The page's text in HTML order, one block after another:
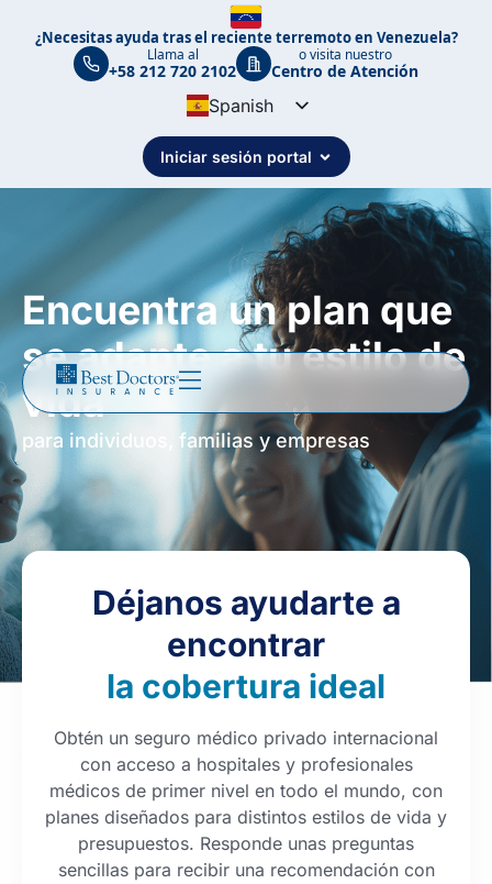
¿Necesitas ayuda tras el reciente terremoto en Venezuela?
Llama al
+58 212 720 2102
o visita nuestro
Centro de Atención
Spanish
English
Portuguese
Iniciar sesión portal
Encuentra un plan que
se adapte a tu estilo de
vida
para individuos, familias y empresas
Déjanos ayudarte a
encontrar
la cobertura ideal
Obtén un seguro médico privado internacional
con acceso a hospitales y profesionales
médicos de primer nivel en todo el mundo, con
planes diseñados para distintos estilos de vida y
presupuestos. Responde unas preguntas
sencillas para recibir una recomendación con